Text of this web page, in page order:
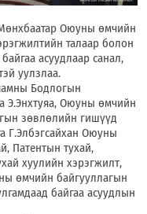
Оюуны өмчийн
талаар болон
асуудлаар санал,
уулзлаа.
Бодлогын
Э.Энхтуяа, Оюуны өмчийн
зөвлөлийн гишүүд
Г.Элбэгсайхан Оюуны
Патентын тухай,
хуулийн хэрэгжилт,
өмчийн байгууллагын
байгаа асуудлын